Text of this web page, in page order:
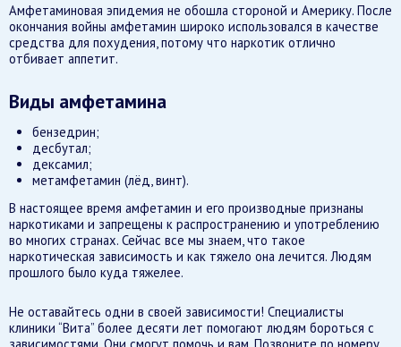
Амфетаминовая эпидемия не обошла стороной и Америку. После
окончания войны амфетамин широко использовался в качестве
средства для похудения, потому что наркотик отлично
отбивает аппетит.
Виды амфетамина
бензедрин;
десбутал;
дексамил;
метамфетамин (лёд, винт).
В настоящее время амфетамин и его производные признаны
наркотиками и запрещены к распространению и употреблению
во многих странах. Сейчас все мы знаем, что такое
наркотическая зависимость и как тяжело она лечится. Людям
прошлого было куда тяжелее.
Не оставайтесь одни в своей зависимости! Специалисты
клиники “Вита” более десяти лет помогают людям бороться с